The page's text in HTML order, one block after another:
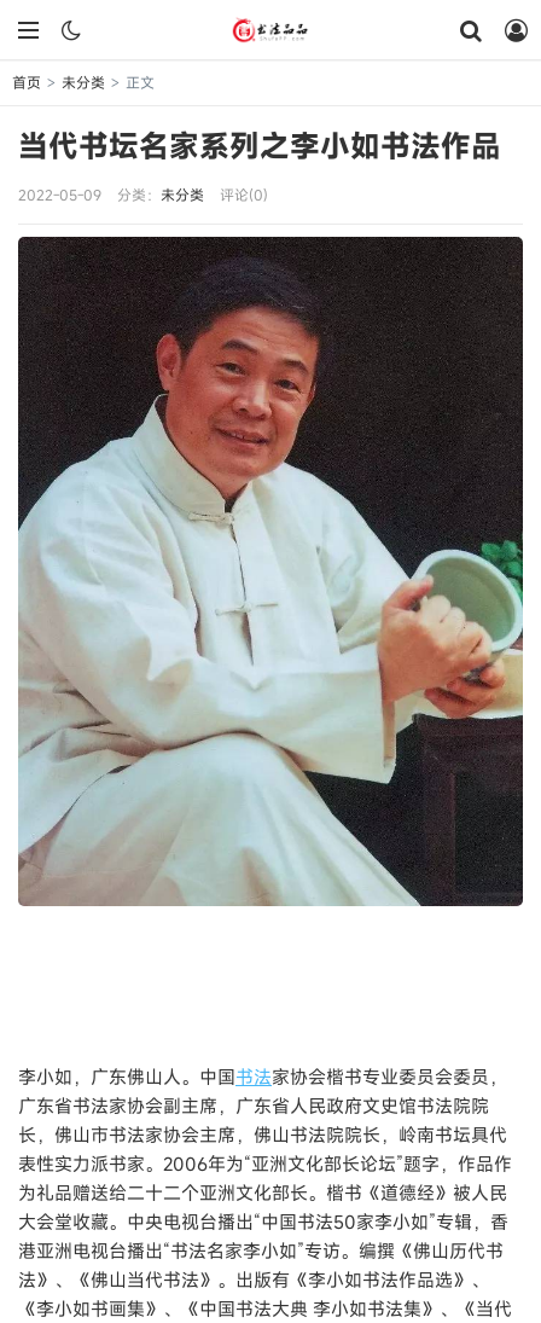
首页 > 未分类 > 正文
当代书坛名家系列之李小如书法作品
2022-05-09 分类： 未分类 评论(0)
李小如，广东佛山人。中国书法家协会楷书专业委员会委员，
广东省书法家协会副主席，广东省人民政府文史馆书法院院
长，佛山市书法家协会主席，佛山书法院院长，岭南书坛具代
表性实力派书家。2006年为“亚洲文化部长论坛”题字，作品作
为礼品赠送给二十二个亚洲文化部长。楷书《道德经》被人民
大会堂收藏。中央电视台播出“中国书法50家李小如”专辑，香
港亚洲电视台播出“书法名家李小如”专访。编撰《佛山历代书
法》、《佛山当代书法》。出版有《李小如书法作品选》、
《李小如书画集》、《中国书法大典 李小如书法集》、《当代